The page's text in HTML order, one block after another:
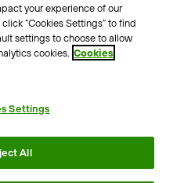
Rechtshinweise
Barrierefreiheit
your experience of our
“Cookies Settings” to find
settings to choose to allow
cookies. Cookies
Settings
All